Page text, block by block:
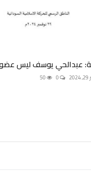
عبدالحي يوسف ليس